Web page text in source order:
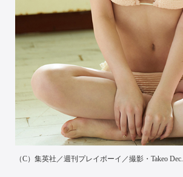
（C）集英社／週刊プレイボーイ／撮影・Takeo Dec.